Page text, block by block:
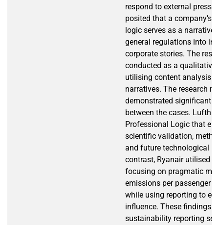
respond to external
posited that a company’s
logic serves as a narrative
general regulations into
corporate stories. The
conducted as a qualitative
utilising content analysis
narratives. The research
demonstrated significant
between the cases.
Professional Logic that
scientific validation,
and future technological
contrast, Ryanair utilised
focusing on pragmatic
emissions per passenger
while using reporting to
influence. These findings
sustainability reporting